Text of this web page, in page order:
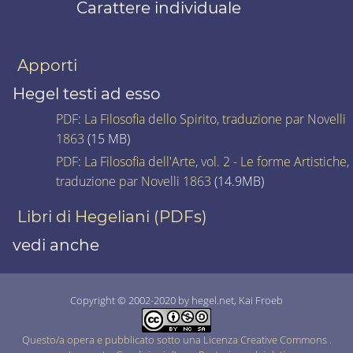
Carattere individuale
Apporti
Hegel testi ad esso
PDF: La Filosofia dello Spirito, traduzione par Novelli
1863 (15 MB)
PDF: La Filosofia dell'Arte, vol. 2 - Le forme Artistiche,
traduzione par Novelli 1863 (14.9MB)
Libri di Hegeliani (PDFs)
vedi anche
Copyright © 2002-2020 by hegel.net, Kai Froeb
Questo/a opera e pubblicato sotto una Licenza Creative Commons .